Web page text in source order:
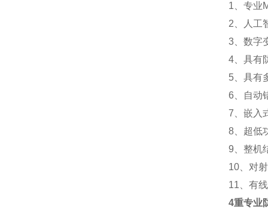
1、专业
2、人工
3、数字
4、具有
5、具有
6、自动
7、嵌入
8、超低
9、整机
10、对
11、有
4重专业